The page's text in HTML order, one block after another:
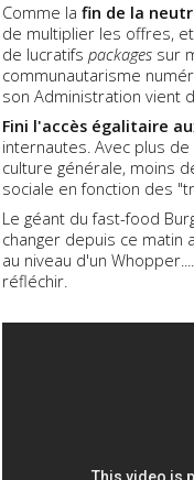
Comme la fin de la
de multiplier les offres,
de lucratifs packages sur
communautarisme
son Administration vient
Fini l'accès égalitaire
internautes. Avec plus
culture générale, moins
sociale en fonction des
Le géant du fast-food
changer depuis ce matin
au niveau d'un
réfléchir.